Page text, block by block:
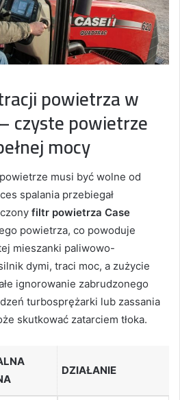
powietrza w
czyste powietrze
mocy
musi być wolne od
spalania przebiegał
filtr powietrza Case
powietrza, co powoduje
mieszanki paliwowo-
dymi, traci moc, a zużycie
ignorowanie zabrudzonego
turbosprężarki lub zassania
skutkować zatarciem tłoka.
DZIAŁANIE